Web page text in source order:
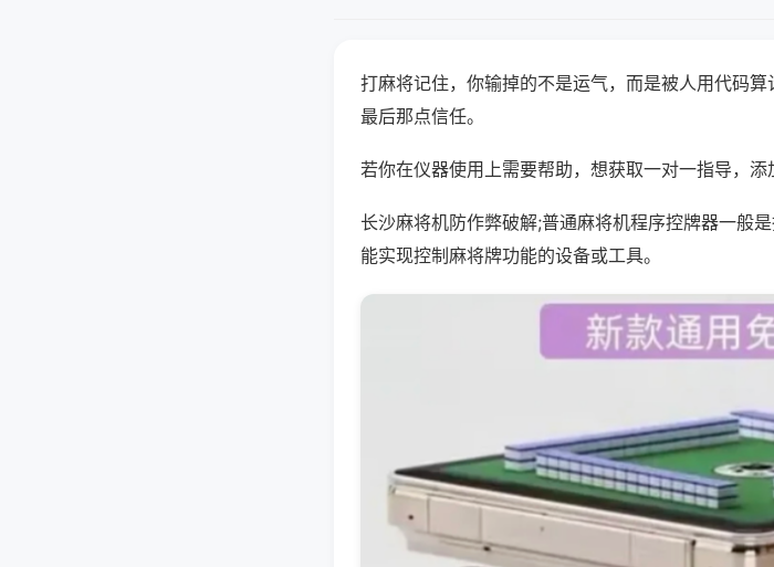
打麻将记住，你输掉的不是运气，而是被人用代码
最后那点信任。
若你在仪器使用上需要帮助，想获取一对一指导，
长沙麻将机防作弊破解;普通麻将机程序控牌器一般
能实现控制麻将牌功能的设备或工具。